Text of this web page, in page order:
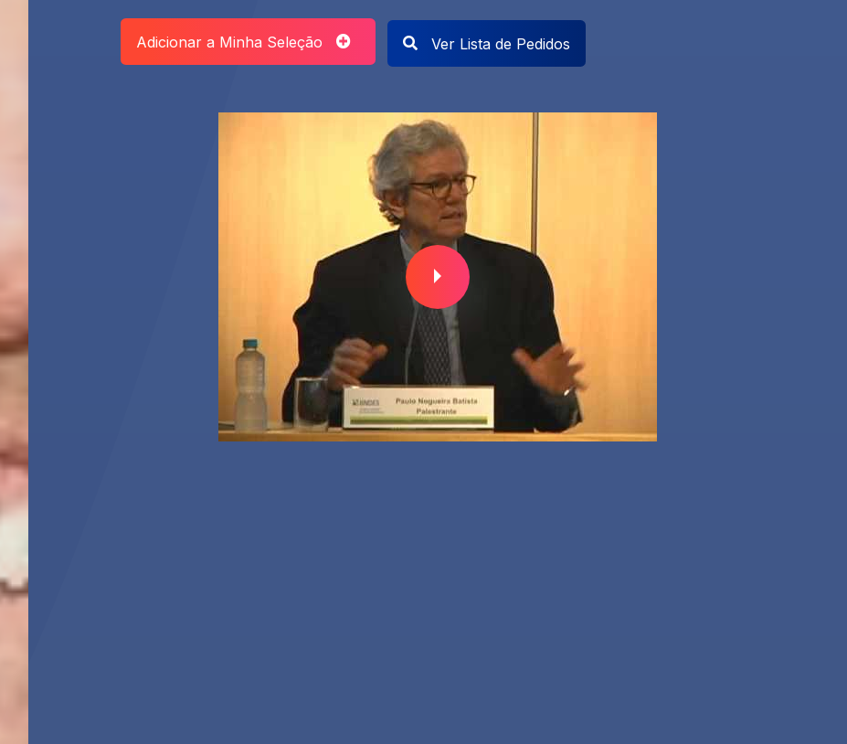
Adicionar a Minha Seleção Ver Lista de Pedidos